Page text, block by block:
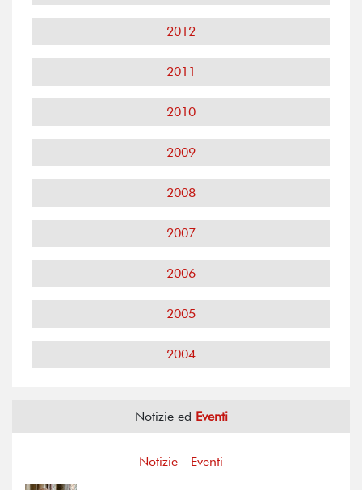
2012
2011
2010
2009
2008
2007
2006
2005
2004
Notizie ed Eventi
Notizie - Eventi